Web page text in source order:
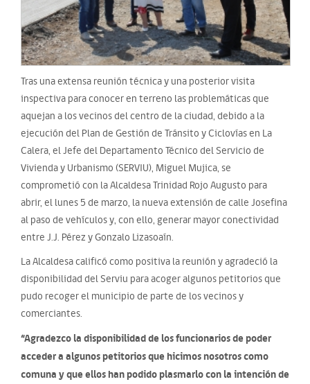
Tras una extensa reunión técnica y una posterior visita
inspectiva para conocer en terreno las problemáticas que
aquejan a los vecinos del centro de la ciudad, debido a la
ejecución del Plan de Gestión de Tránsito y Ciclovías en La
Calera, el Jefe del Departamento Técnico del Servicio de
Vivienda y Urbanismo (SERVIU), Miguel Mujica, se
comprometió con la Alcaldesa Trinidad Rojo Augusto para
abrir, el lunes 5 de marzo, la nueva extensión de calle Josefina
al paso de vehículos y, con ello, generar mayor conectividad
entre J.J. Pérez y Gonzalo Lizasoaín.
La Alcaldesa calificó como positiva la reunión y agradeció la
disponibilidad del Serviu para acoger algunos petitorios que
pudo recoger el municipio de parte de los vecinos y
comerciantes.
“Agradezco la disponibilidad de los funcionarios de poder
acceder a algunos petitorios que hicimos nosotros como
comuna y que ellos han podido plasmarlo con la intención de